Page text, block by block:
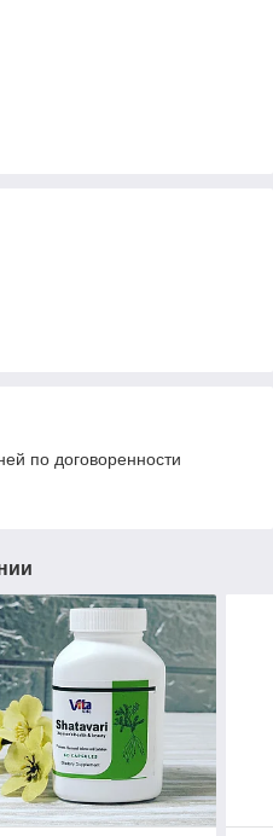
по договоренности